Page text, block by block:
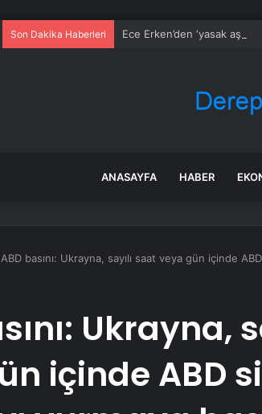
Son Dakika Haberleri Ece Erken’den ‘yasak aşk’
ANASAYFA HABER
ABD basını: Ukrayna, sayılı saat veya gün içinde
Ukrayna,
içinde ABD